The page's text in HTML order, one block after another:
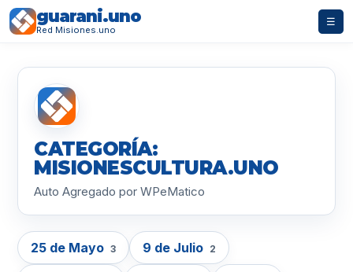
guarani.uno
Red Misiones.uno
☰
CATEGORÍA:
MISIONESCULTURA.UNO
Auto Agregado por WPeMatico
25 de Mayo 3 9 de Julio 2